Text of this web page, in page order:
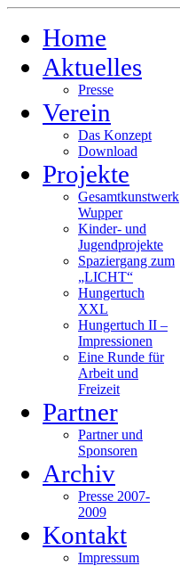
Home
Aktuelles
Presse
Verein
Das Konzept
Download
Projekte
Gesamtkunstwerk
Wupper
Kinder- und
Jugendprojekte
Spaziergang zum
„LICHT“
Hungertuch
XXL
Hungertuch II –
Impressionen
Eine Runde für
Arbeit und
Freizeit
Partner
Partner und
Sponsoren
Archiv
Presse 2007-
2009
Kontakt
Impressum